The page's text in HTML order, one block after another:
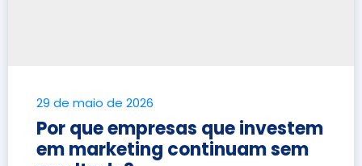
29 de maio de 2026
Por que empresas que investem
em marketing continuam sem